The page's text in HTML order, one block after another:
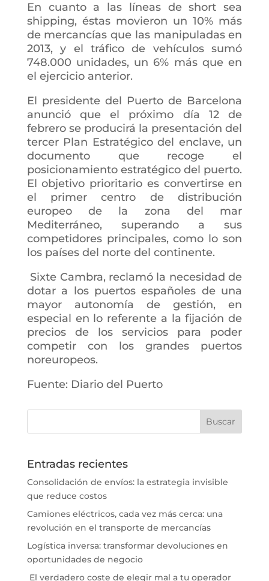
En cuanto a las líneas de short sea
shipping, éstas movieron un 10% más
de mercancías que las manipuladas en
2013, y el tráfico de vehículos sumó
748.000 unidades, un 6% más que en
el ejercicio anterior.
El presidente del Puerto de Barcelona
anunció que el próximo día 12 de
febrero se producirá la presentación del
tercer Plan Estratégico del enclave, un
documento que recoge el
posicionamiento estratégico del puerto.
El objetivo prioritario es convertirse en
el primer centro de distribución
europeo de la zona del mar
Mediterráneo, superando a sus
competidores principales, como lo son
los países del norte del continente.
Sixte Cambra, reclamó la necesidad de
dotar a los puertos españoles de una
mayor autonomía de gestión, en
especial en lo referente a la fijación de
precios de los servicios para poder
competir con los grandes puertos
noreuropeos.
Fuente: Diario del Puerto
Entradas recientes
Consolidación de envíos: la estrategia invisible
que reduce costos
Camiones eléctricos, cada vez más cerca: una
revolución en el transporte de mercancías
Logística inversa: transformar devoluciones en
oportunidades de negocio
El verdadero coste de elegir mal a tu operador